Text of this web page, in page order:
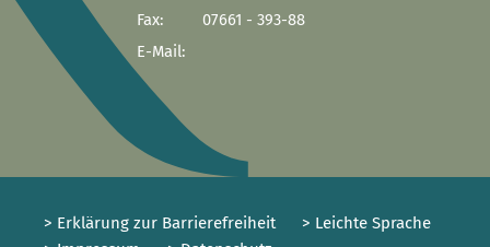
Fax:
07661 - 393-88
E-Mail:
> Erklärung zur Barrierefreiheit
> Leichte Sprache